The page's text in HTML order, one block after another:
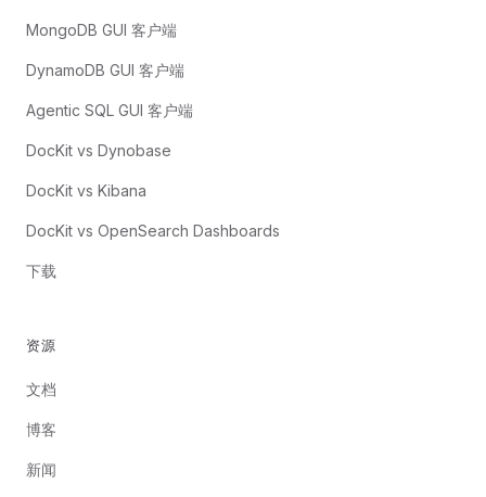
MongoDB GUI 客户端
DynamoDB GUI 客户端
Agentic SQL GUI 客户端
DocKit vs Dynobase
DocKit vs Kibana
DocKit vs OpenSearch Dashboards
下载
资源
文档
博客
新闻